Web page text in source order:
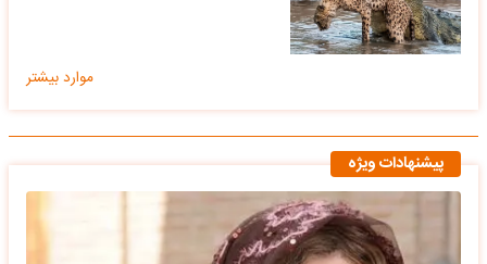
موارد بیشتر
پیشنهادات ویژه